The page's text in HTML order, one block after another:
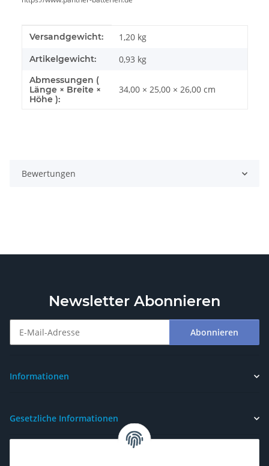
Produkteigenschaft
Wert
Versandgewicht: 1,20 kg
Artikelgewicht: 0,93 kg
Abmessungen (
Länge × Breite ×
Höhe ):
34,00 × 25,00 × 26,00 cm
Bewertungen
Newsletter Abonnieren
Abonnieren
Informationen
Gesetzliche Informationen